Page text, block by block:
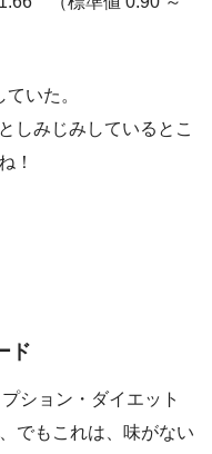
いた。
しみじみしているとこ
！
ド
ション・ダイエット
でもこれは、味がない